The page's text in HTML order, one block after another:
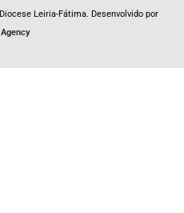
Leiria-Fátima. Desenvolvido por